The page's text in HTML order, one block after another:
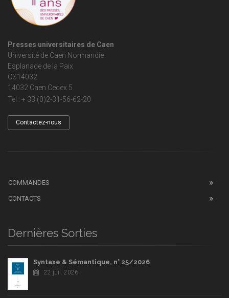
Presses universitaires de Caen
Université de Caen Normandie
Esplanade de la Paix
CS14032
14032 Caen Cedex 5
Tel : + 33 (0)2-31-56-62-20
Contactez-nous
COMMANDES
CONTACTS
Dernières Sorties
Syntaxe & Sémantique, n° 25/2026
22 juil. 2026